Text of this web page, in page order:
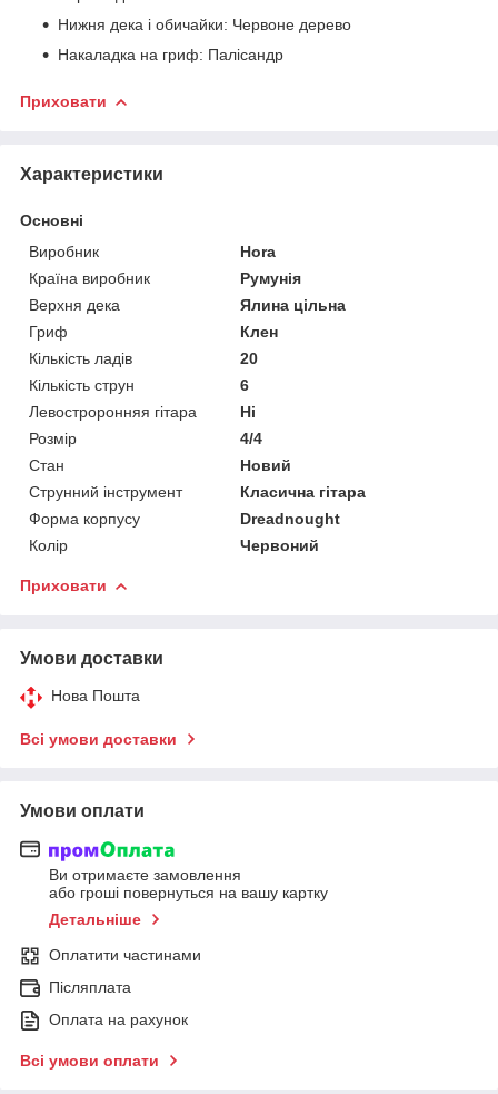
Нижня дека і обичайки: Червоне дерево
Накаладка на гриф: Палісандр
Приховати
Характеристики
Основні
Виробник
Hora
Країна виробник
Румунія
Верхня дека
Ялина цільна
Гриф
Клен
Кількість ладів
20
Кількість струн
6
Левостроронняя гітара
Ні
Розмір
4/4
Стан
Новий
Струнний інструмент
Класична гітара
Форма корпусу
Dreadnought
Колір
Червоний
Приховати
Умови доставки
Нова Пошта
Всі умови доставки
Умови оплати
Ви отримаєте замовлення
або гроші повернуться на вашу картку
Детальніше
Оплатити частинами
Післяплата
Оплата на рахунок
Всі умови оплати